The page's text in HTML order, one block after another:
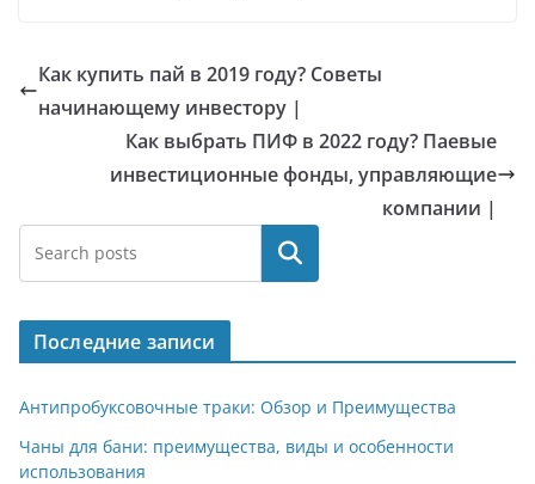
Как купить пай в 2019 году? Советы
начинающему инвестору |
Как выбрать ПИФ в 2022 году? Паевые
инвестиционные фонды, управляющие
компании |
Поиск
Последние записи
Антипробуксовочные траки: Обзор и Преимущества
Чаны для бани: преимущества, виды и особенности
использования